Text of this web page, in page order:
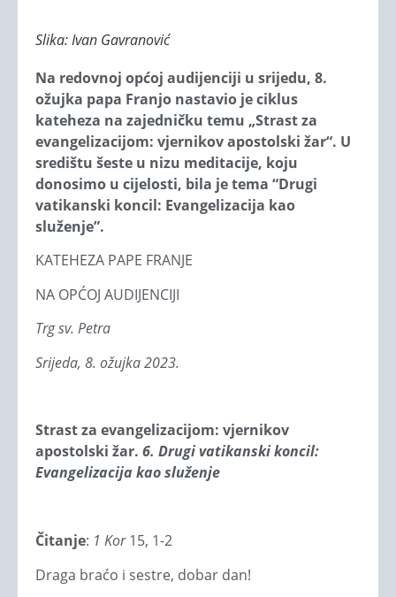
Slika: Ivan Gavranović
Na redovnoj općoj audijenciji u srijedu, 8.
ožujka papa Franjo nastavio je ciklus
kateheza na zajedničku temu „Strast za
evangelizacijom: vjernikov apostolski žar“. U
središtu šeste u nizu meditacije, koju
donosimo u cijelosti, bila je tema “Drugi
vatikanski koncil: Evangelizacija kao
služenje”.
KATEHEZA PAPE FRANJE
NA OPĆOJ AUDIJENCIJI
Trg sv. Petra
Srijeda, 8. ožujka 2023.
Strast za evangelizacijom: vjernikov
apostolski žar. 6. Drugi vatikanski koncil:
Evangelizacija kao služenje
Čitanje: 1 Kor15, 1-2
Draga braćo i sestre, dobar dan!